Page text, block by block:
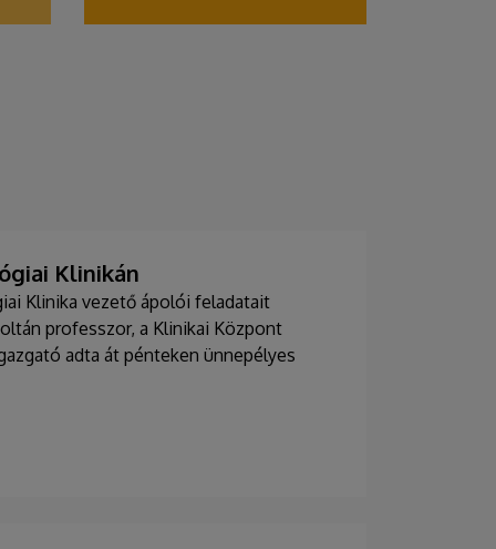
Klinikán
Klinika vezető ápolói feladatait
professzor, a Klinikai Központ
adta át pénteken ünnepélyes